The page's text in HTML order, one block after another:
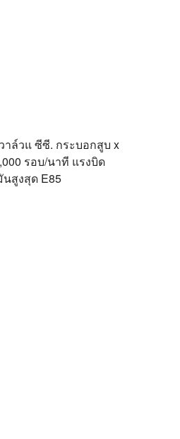
าล์วแ ซีซี. กระบอกสูบ x
รอบ/นาที แรงบิด
นสูงสุด E85